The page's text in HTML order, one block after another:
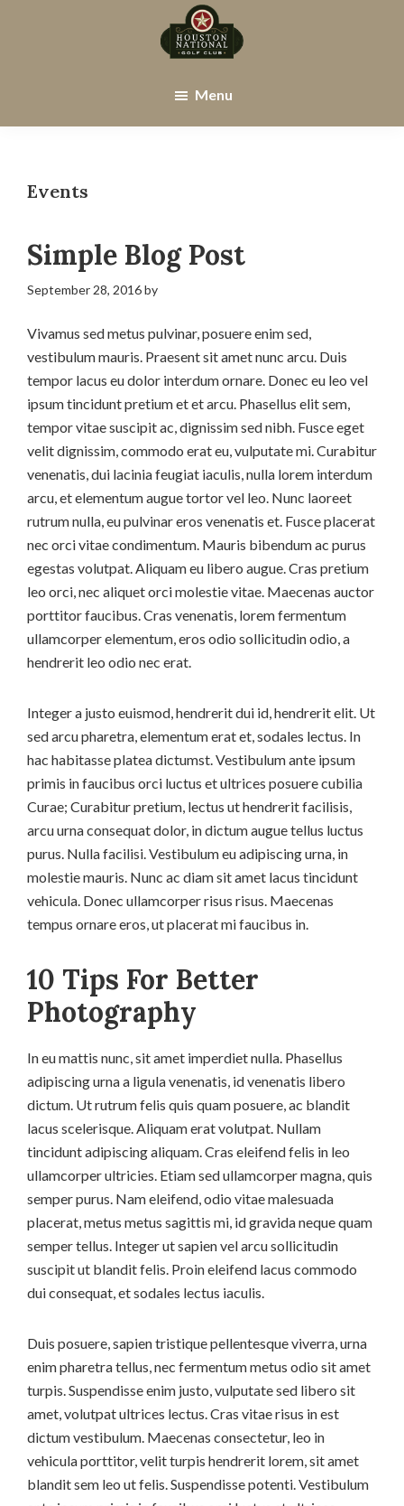
National
Club
Menu
Events
Simple Blog Post
September 28, 2016by
Vivamus sed metus pulvinar, posuere enim sed,
vestibulum mauris. Praesent sit amet nunc arcu. Duis
tempor lacus eu dolor interdum ornare. Donec eu leo vel
ipsum tincidunt pretium et et arcu. Phasellus elit sem,
tempor vitae suscipit ac, dignissim sed nibh. Fusce eget
velit dignissim, commodo erat eu, vulputate mi. Curabitur
venenatis, dui lacinia feugiat iaculis, nulla lorem interdum
arcu, et elementum augue tortor vel leo. Nunc laoreet
rutrum nulla, eu pulvinar eros venenatis et. Fusce placerat
nec orci vitae condimentum. Mauris bibendum ac purus
egestas volutpat. Aliquam eu libero augue. Cras pretium
leo orci, nec aliquet orci molestie vitae. Maecenas auctor
porttitor faucibus. Cras venenatis, lorem fermentum
ullamcorper elementum, eros odio sollicitudin odio, a
hendrerit leo odio nec erat.
Integer a justo euismod, hendrerit dui id, hendrerit elit. Ut
sed arcu pharetra, elementum erat et, sodales lectus. In
hac habitasse platea dictumst. Vestibulum ante ipsum
primis in faucibus orci luctus et ultrices posuere cubilia
Curae; Curabitur pretium, lectus ut hendrerit facilisis,
arcu urna consequat dolor, in dictum augue tellus luctus
purus. Nulla facilisi. Vestibulum eu adipiscing urna, in
molestie mauris. Nunc ac diam sit amet lacus tincidunt
vehicula. Donec ullamcorper risus risus. Maecenas
tempus ornare eros, ut placerat mi faucibus in.
10 Tips For Better
Photography
In eu mattis nunc, sit amet imperdiet nulla. Phasellus
adipiscing urna a ligula venenatis, id venenatis libero
dictum. Ut rutrum felis quis quam posuere, ac blandit
lacus scelerisque. Aliquam erat volutpat. Nullam
tincidunt adipiscing aliquam. Cras eleifend felis in leo
ullamcorper ultricies. Etiam sed ullamcorper magna, quis
semper purus. Nam eleifend, odio vitae malesuada
placerat, metus metus sagittis mi, id gravida neque quam
semper tellus. Integer ut sapien vel arcu sollicitudin
suscipit ut blandit felis. Proin eleifend lacus commodo
dui consequat, et sodales lectus iaculis.
Duis posuere, sapien tristique pellentesque viverra, urna
enim pharetra tellus, nec fermentum metus odio sit amet
turpis. Suspendisse enim justo, vulputate sed libero sit
amet, volutpat ultrices lectus. Cras vitae risus in est
dictum vestibulum. Maecenas consectetur, leo in
vehicula porttitor, velit turpis hendrerit lorem, sit amet
blandit sem leo ut felis. Suspendisse potenti. Vestibulum